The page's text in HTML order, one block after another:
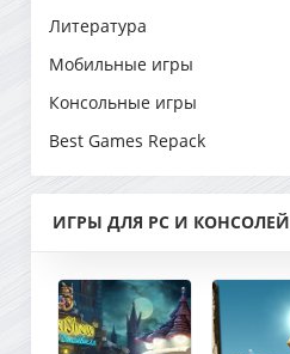
Литература
Мобильные игры
Консольные игры
Best Games Repack
ИГРЫ ДЛЯ PC И КОНСОЛЕЙ